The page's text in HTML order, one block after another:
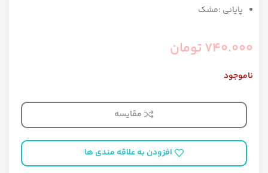
پایانی :مشک
740.000تومان
ناموجود
مقایسه
افزودن به علاقه مندی ها